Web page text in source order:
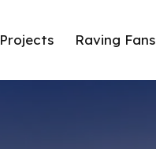
Projects Raving Fans